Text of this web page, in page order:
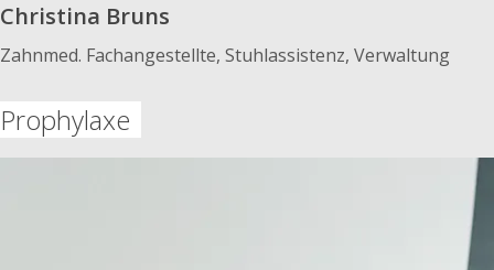
Christina Bruns
Zahnmed. Fachangestellte, Stuhlassistenz, Verwaltung
Prophylaxe